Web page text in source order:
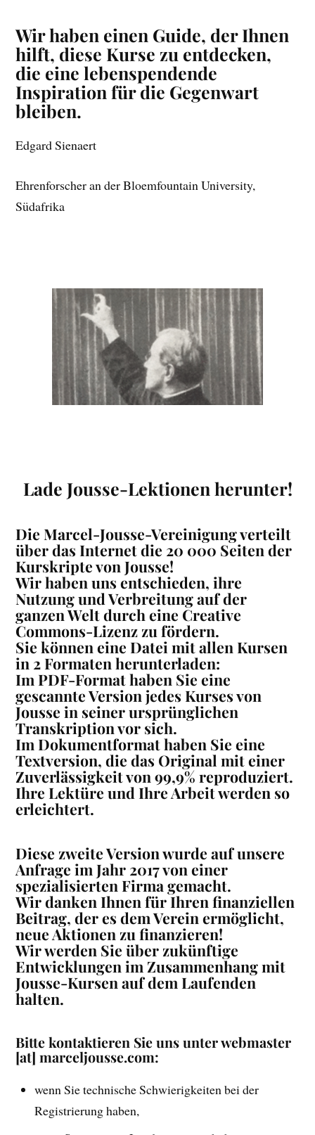
Wir haben einen Guide, der Ihnen
hilft, diese Kurse zu entdecken,
die eine lebenspendende
Inspiration für die Gegenwart
bleiben.
Edgard Sienaert
Ehrenforscher an der Bloemfountain University,
Südafrika
Lade Jousse-Lektionen herunter!
Die Marcel-Jousse-Vereinigung verteilt
über das Internet die 20 000 Seiten der
Kurskripte von Jousse!
Wir haben uns entschieden, ihre
Nutzung und Verbreitung auf der
ganzen Welt durch eine Creative
Commons-Lizenz zu fördern.
Sie können eine Datei mit allen Kursen
in 2 Formaten herunterladen:
Im PDF-Format haben Sie eine
gescannte Version jedes Kurses von
Jousse in seiner ursprünglichen
Transkription vor sich.
Im Dokumentformat haben Sie eine
Textversion, die das Original mit einer
Zuverlässigkeit von 99,9% reproduziert.
Ihre Lektüre und Ihre Arbeit werden so
erleichtert.
Diese zweite Version wurde auf unsere
Anfrage im Jahr 2017 von einer
spezialisierten Firma gemacht.
Wir danken Ihnen für Ihren finanziellen
Beitrag, der es dem Verein ermöglicht,
neue Aktionen zu finanzieren!
Wir werden Sie über zukünftige
Entwicklungen im Zusammenhang mit
Jousse-Kursen auf dem Laufenden
halten.
Bitte kontaktieren Sie uns unter webmaster
[at] marceljousse.com:
wenn Sie technische Schwierigkeiten bei der
Registrierung haben,